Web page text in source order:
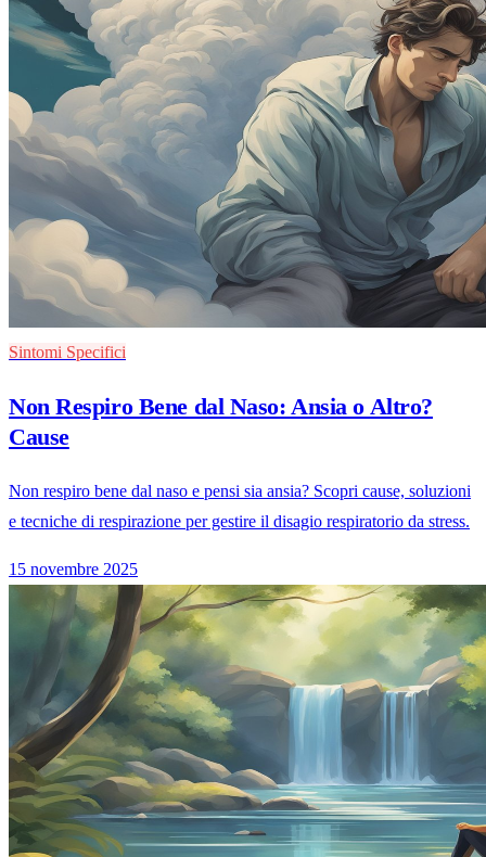
Sintomi Specifici
Non Respiro Bene dal Naso: Ansia o Altro?
Cause
Non respiro bene dal naso e pensi sia ansia? Scopri cause, soluzioni
e tecniche di respirazione per gestire il disagio respiratorio da stress.
15 novembre 2025